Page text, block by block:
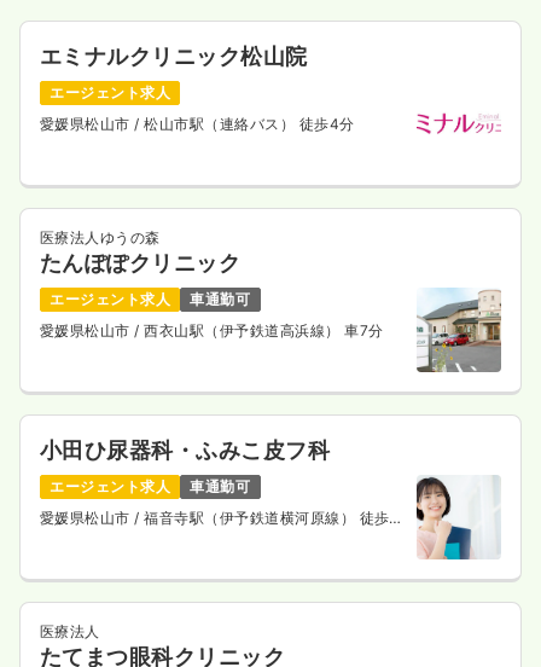
エミナルクリニック松山院
エージェント求人
愛媛県松山市 / 松山市駅（連絡バス） 徒歩4分
医療法人ゆうの森
たんぽぽクリニック
エージェント求人
車通勤可
愛媛県松山市 / 西衣山駅（伊予鉄道高浜線） 車7分
小田ひ尿器科・ふみこ皮フ科
エージェント求人
車通勤可
愛媛県松山市 / 福音寺駅（伊予鉄道横河原線） 徒歩
医療法人
たてまつ眼科クリニック